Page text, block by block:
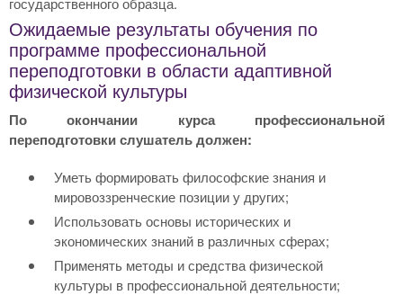
Ожидаемые результаты обучения по
программе профессиональной
переподготовки в области адаптивной
физической культуры
По окончании курса профессиональной
переподготовки слушатель должен:
Уметь формировать философские знания и
мировоззренческие позиции у других;
Использовать основы исторических и
экономических знаний в различных сферах;
Применять методы и средства физической
культуры в профессиональной деятельности;